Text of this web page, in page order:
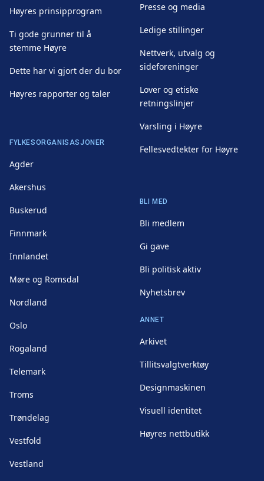
Høyres prinsipprogram
Ti gode grunner til å
stemme Høyre
Dette har vi gjort der du bor
Høyres rapporter og taler
Presse og media
Ledige stillinger
Nettverk, utvalg og
sideforeninger
Lover og etiske
retningslinjer
Varsling i Høyre
Fellesvedtekter for Høyre
FYLKESORGANISASJONER
Agder
Akershus
Buskerud
Finnmark
Innlandet
Møre og Romsdal
Nordland
Oslo
Rogaland
Telemark
Troms
Trøndelag
Vestfold
Vestland
BLI MED
Bli medlem
Gi gave
Bli politisk aktiv
Nyhetsbrev
ANNET
Arkivet
Tillitsvalgtverktøy
Designmaskinen
Visuell identitet
Høyres nettbutikk